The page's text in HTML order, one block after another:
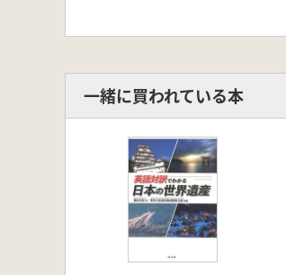
一緒に買われている本